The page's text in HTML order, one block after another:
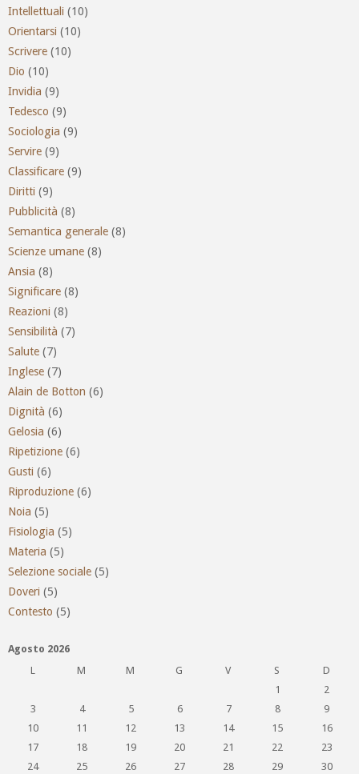
Intellettuali (10)
Orientarsi (10)
Scrivere (10)
Dio (10)
Invidia (9)
Tedesco (9)
Sociologia (9)
Servire (9)
Classificare (9)
Diritti (9)
Pubblicità (8)
Semantica generale (8)
Scienze umane (8)
Ansia (8)
Significare (8)
Reazioni (8)
Sensibilità (7)
Salute (7)
Inglese (7)
Alain de Botton (6)
Dignità (6)
Gelosia (6)
Ripetizione (6)
Gusti (6)
Riproduzione (6)
Noia (5)
Fisiologia (5)
Materia (5)
Selezione sociale (5)
Doveri (5)
Contesto (5)
Agosto 2026
L
M M G V S
D
1
2
3
4 5 6 7 8
9
10
11 12 13 14 15
16
17
18 19 20 21 22
23
24
25 26 27 28 29 30